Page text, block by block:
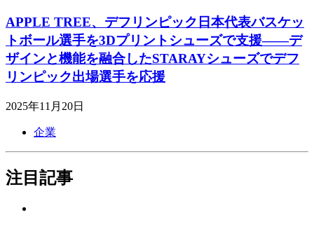
APPLE TREE、デフリンピック日本代表バスケッ
トボール選手を3Dプリントシューズで支援――デ
ザインと機能を融合したSTARAYシューズでデフ
リンピック出場選手を応援
2025年11月20日
企業
注目記事